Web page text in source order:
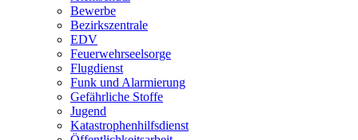
Bewerbe
Bezirkszentrale
EDV
Feuerwehrseelsorge
Flugdienst
Funk und Alarmierung
Gefährliche Stoffe
Jugend
Katastrophenhilfsdienst